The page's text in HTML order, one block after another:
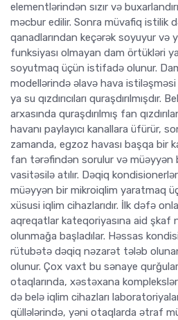
elementlərindən sızır və
məcbur edilir. Sonra müvafiq istilik
qanadlarından keçərək soyuyur və
funksiyası olmayan dam örtükləri
soyutmaq üçün istifadə olunur.
modellərində əlavə hava
ya su qızdırıcıları
arxasında quraşdırılmış fan
havanı paylayıcı kanallara üfürür,
zamanda, egzoz havası başqa bir
fan tərəfindən sorulur və müəyyən
vasitəsilə atılır. Dəqiq
müəyyən bir mikroiqlim yaratmaq
xüsusi iqlim cihazlarıdır. İlk dəfə
aqreqatlar kateqoriyasına aid şkaf
olunmağa başladılar. Həssas
rütubətə dəqiq nəzarət tələb
olunur. Çox vaxt bu sənaye
otaqlarında, xəstəxana
də belə iqlim cihazları
qüllələrində, yəni otaqlarda ətraf